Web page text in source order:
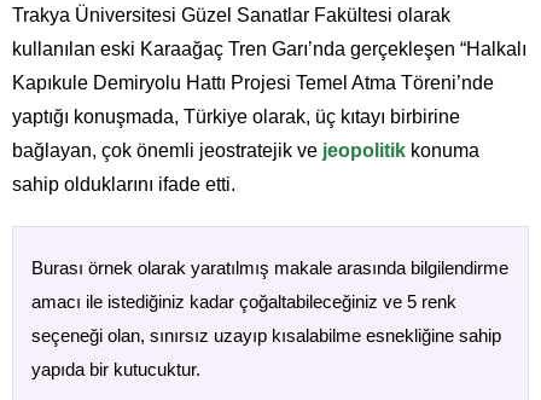
Trakya Üniversitesi Güzel Sanatlar Fakültesi olarak
kullanılan eski Karaağaç Tren Garı’nda gerçekleşen “Halkalı
Kapıkule Demiryolu Hattı Projesi Temel Atma Töreni’nde
yaptığı konuşmada, Türkiye olarak, üç kıtayı birbirine
bağlayan, çok önemli jeostratejik ve jeopolitik konuma
sahip olduklarını ifade etti.
Burası örnek olarak yaratılmış makale arasında bilgilendirme
amacı ile istediğiniz kadar çoğaltabileceğiniz ve 5 renk
seçeneği olan, sınırsız uzayıp kısalabilme esnekliğine sahip
yapıda bir kutucuktur.